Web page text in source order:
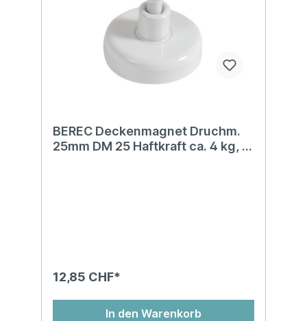
BEREC Deckenmagnet Druchm.
25mm DM 25 Haftkraft ca. 4 kg, 3
12,85 CHF*
In den Warenkorb